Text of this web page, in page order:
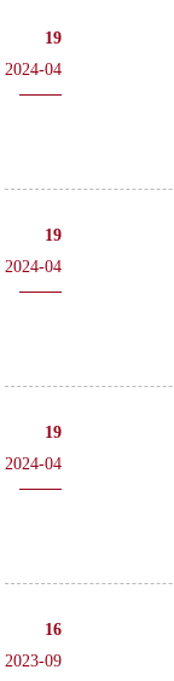
19
2024-04
19
2024-04
19
2024-04
16
2023-09